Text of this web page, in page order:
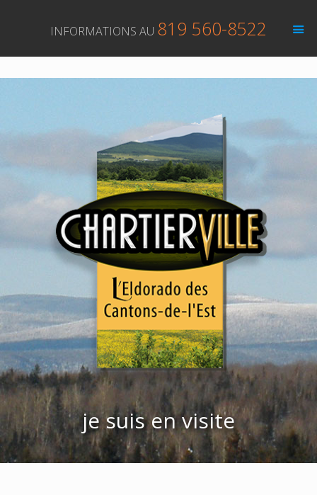
INFORMATIONS AU 819 560-8522
je suis en visite